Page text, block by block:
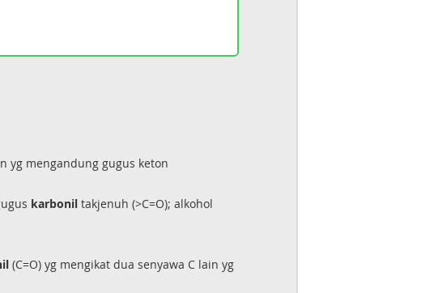
yg mengandung gugus keton
karboniltakjenuh (>C=O); alkohol
(C=O) yg mengikat dua senyawa C lain yg